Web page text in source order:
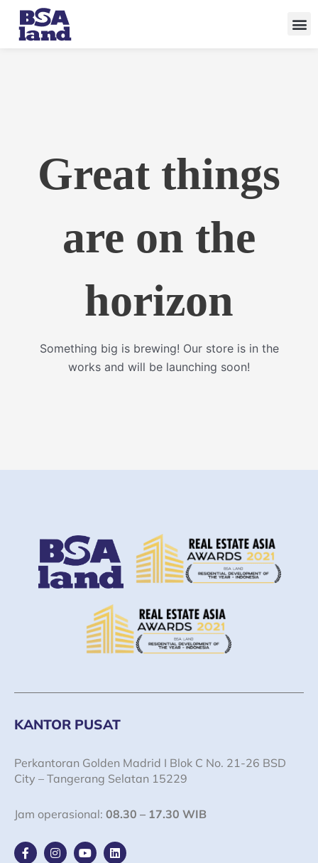
Skip
content
Great things
are on the
horizon
Something big is brewing! Our store is in the
works and will be launching soon!
KANTOR PUSAT
Perkantoran Golden Madrid I Blok C No. 21-26 BSD
City – Tangerang Selatan 15229
Jam operasional: 08.30 – 17.30 WIB
F
a
I
n
Y
o
L
i